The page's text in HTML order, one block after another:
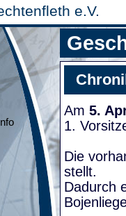
e.V.
Am 5.
1.
Die
stellt.
Dadurch